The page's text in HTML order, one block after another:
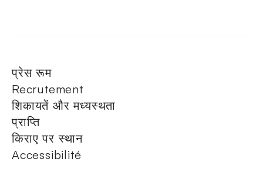
प्रेस रूम
Recrutement
शिकायतें और मध्यस्थता
प्राप्ति
किराए पर स्थान
Accessibilité